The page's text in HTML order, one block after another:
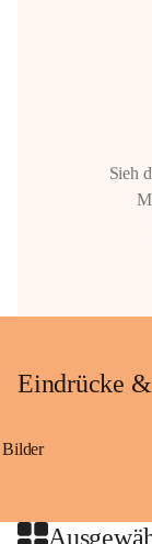
Sieh
Eindrücke
Bilder